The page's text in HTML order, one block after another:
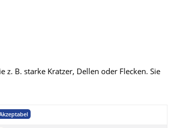
B. starke Kratzer, Dellen oder Flecken. Sie